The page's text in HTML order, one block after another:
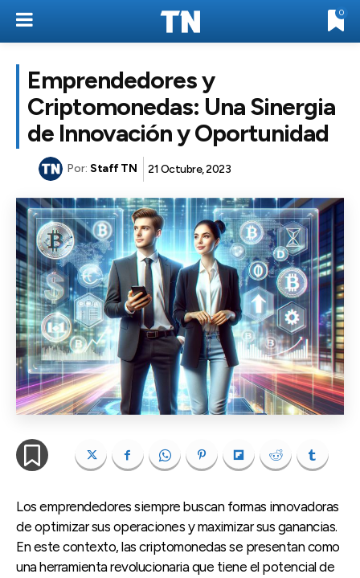
0
Emprendedores y
Criptomonedas: Una Sinergia
de Innovación y Oportunidad
Por: Staff TN 21 Octubre, 2023
Los emprendedores siempre buscan formas innovadoras
de optimizar sus operaciones y maximizar sus ganancias.
En este contexto, las criptomonedas se presentan como
una herramienta revolucionaria que tiene el potencial de